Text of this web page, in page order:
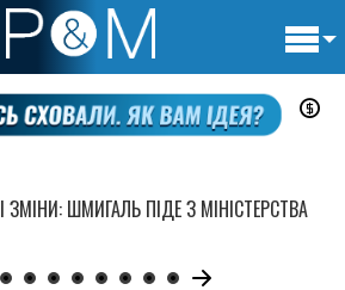
ЗМІНИ: ШМИГАЛЬ ПІДЕ З МІНІСТЕРСТВА